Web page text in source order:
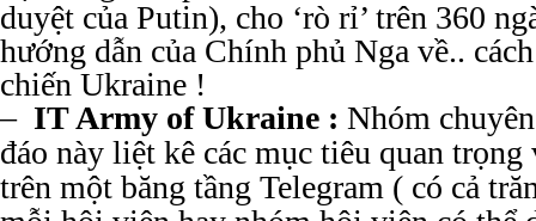
duyệt của Putin), cho ‘rò rỉ’ trên 360
hướng dẫn của Chính phủ Nga về..
chiến Ukraine !
– IT Army of Ukraine : Nhóm
đáo này liệt kê các mục tiêu quan trọng
trên một băng tầng Telegram ( có cả